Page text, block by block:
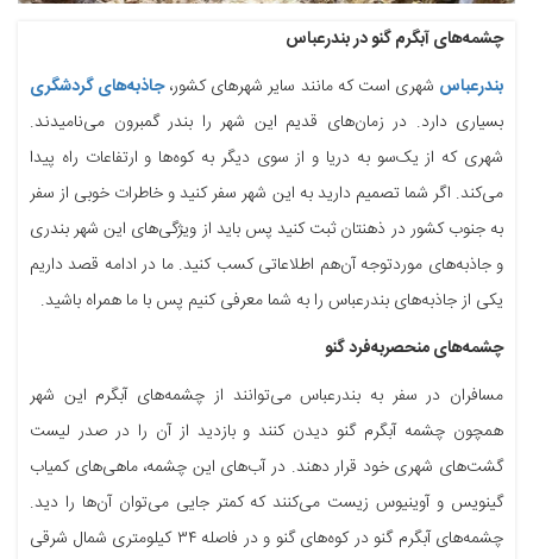
چشمه‌های آبگرم گنو در بندرعباس
بندرعباس شهری است که مانند سایر شهرهای کشور،جاذبه‌های گردشگری
بسیاری دارد. در زمان‌های قدیم این شهر را بندر گمبرون می‌نامیدند.
شهری که از یک‌سو به دریا و از سوی دیگر به کوه‌ها و ارتفاعات راه پیدا
می‌کند. اگر شما تصمیم دارید به این شهر سفر کنید و خاطرات خوبی از سفر
به جنوب کشور در ذهنتان ثبت کنید پس باید از ویژگی‌های این شهر بندری
و جاذبه‌های موردتوجه آن‌هم اطلاعاتی کسب کنید. ما در ادامه قصد داریم
یکی از جاذبه‌های بندرعباس را به شما معرفی کنیم پس با ما همراه باشید.
چشمه‌های منحصربه‌فرد گنو
مسافران در سفر به بندرعباس می‌توانند از چشمه‌های آبگرم این شهر
همچون چشمه آبگرم گنو دیدن کنند و بازدید از آن را در صدر لیست
گشت‌های شهری خود قرار دهند. در آب‌های این چشمه، ماهی‌های کمیاب
گینویس و آوینیوس زیست می‌کنند که کمتر جایی می‌توان آن‌ها را دید.
چشمه‌های آبگرم گنو در کوه‌های گنو و در فاصله ۳۴ کیلومتری شمال شرقی